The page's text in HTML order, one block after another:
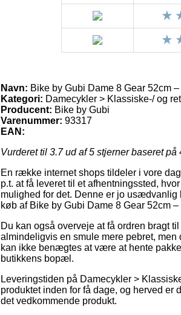
Navn: Bike by Gubi Dame 8 Gear 52cm
Kategori: Damecykler > Klassiske-/ og
Producent: Bike by Gubi
Varenummer: 93317
EAN:
Vurderet til 3.7ud af 5 stjerner baseret på
En række internet shops tildeler i vore
p.t. at få leveret til et afhentningssted,
mulighed for det. Denne er jo usædvanlig
køb af Bike by Gubi Dame 8 Gear 52cm
Du kan også overveje at få ordren bragt
almindeligvis en smule mere pebret,
kan ikke benægtes at være at hente
butikkens bopæl.
Leveringstiden på Damecykler >
produktet inden for få dage, og herved
det vedkommende produkt.